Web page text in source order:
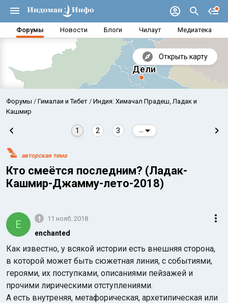
Форумы Новости Блоги Чилаут Медиатека
Открыть карту
Форумы Гималаи и Тибет
Индия: Химачал Прадеш, Ладак и
Кашмир
1 2 3
авторская тема
Кто смеётся последним? (Ладак-
Кашмир-Джамму-лето-2018)
E 1 11 нояб. 2018
enchanted
Как известно, у всякой истории есть внешняя сторона,
в которой может быть сюжетная линия, с событиями,
героями, их поступками, описаниями пейзажей и
прочими лирическими отступлениями.
А есть внутреняя, метафорическая, архетипическая или